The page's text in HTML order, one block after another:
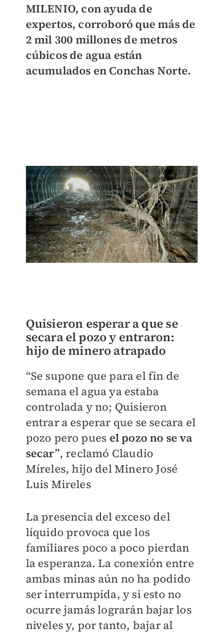
MILENIO, con ayuda de
expertos, corroboró que más de
2 mil 300 millones de metros
cúbicos de agua están
acumulados en Conchas Norte.
Quisieron esperar a que se
secara el pozo y entraron:
hijo de minero atrapado
“Se supone que para el fin de
semana el agua ya estaba
controlada y no; Quisieron
entrar a esperar que se secara el
pozo pero pues el pozo no se va
secar”, reclamó Claudio
Míreles, hijo del Minero José
Luis Mireles
La presencia del exceso del
líquido provoca que los
familiares poco a poco pierdan
la esperanza. La conexión entre
ambas minas aún no ha podido
ser interrumpida, y si esto no
ocurre jamás lograrán bajar los
niveles y, por tanto, bajar al